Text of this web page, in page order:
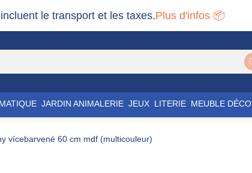
le transport et les taxes.Plus d'infos 📦
JARDIN ANIMALERIE JEUX LITERIE MEUBLE DÉCO
vícebarvené 60 cm mdf (multicouleur)